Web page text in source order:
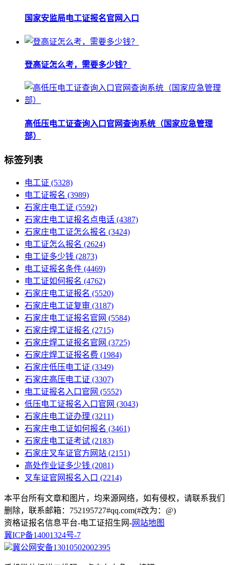
国家安监局电工证报名官网入口
登高证怎么考，需要多少钱？
高低压电工证查询入口官网查询系统（国家应急管理
部）
标签列表
电工证 (5328)
电工证报名 (3989)
石家庄电工证 (5592)
石家庄电工证报名点电话 (4387)
石家庄电工证怎么报名 (3424)
电工证怎么报名 (2624)
电工证多少钱 (2873)
电工证报名条件 (4469)
电工证如何报名 (4762)
石家庄电工证报名 (5520)
石家庄电工证复审 (3187)
石家庄电工证报名官网 (5584)
石家庄焊工证报名 (2715)
石家庄焊工证报名官网 (3725)
石家庄焊工证报名费 (1984)
石家庄低压电工证 (3349)
石家庄高压电工证 (3307)
电工证报名入口官网 (5552)
低压电工证报名入口官网 (3043)
石家庄电工证办理 (3211)
石家庄电工证如何报名 (3461)
石家庄电工证考试 (2183)
石家庄叉车证官方网站 (2151)
高处作业证多少钱 (2081)
叉车证官网报名入口 (2214)
本平台所有文章和图片，均来源网络，如有侵权，请联系我们
删除，联系邮箱：752195727#qq.com(#改为：@)
资格证报名信息平台-电工证招生网-网站地图
冀ICP备14001324号-7
冀公网安备13010502002395